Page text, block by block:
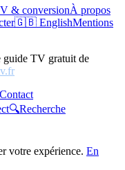
& conversionÀ propos
🇬🇧 EnglishMentions
TV gratuit de
Contact
🔍Recherche
votre expérience. En